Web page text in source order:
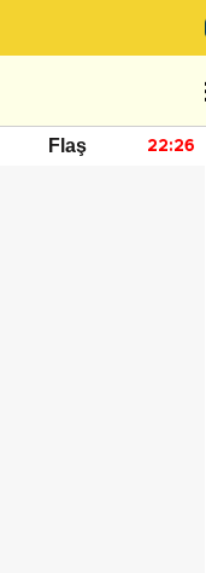
Flaş 22:26